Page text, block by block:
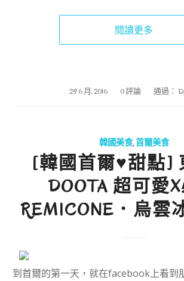
閱讀更多
29 6 月, 2016
/ 0 評論 通過：
韓國美食,首爾美食
[韓國首爾♥甜點]
DOOTA 超可愛
REMICONE．烏雲
到首爾的第一天，就在facebook上看到